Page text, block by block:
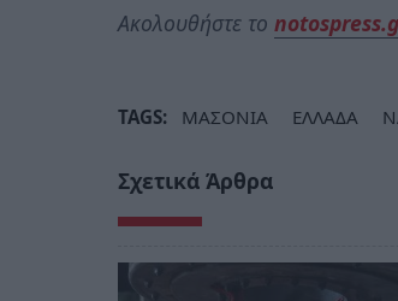
Ακολουθήστε το
TAGS: ΜΑΣΟΝΙΑ ΕΛΛΑΔΑ
Σχετικά Άρθρα